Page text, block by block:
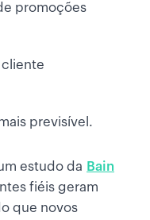
promoções
previsível.
estudo da Bain
fiéis geram
que novos